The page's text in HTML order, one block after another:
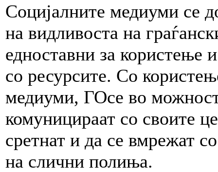
Социјалните медиуми се
на видливоста на
едноставни за користење
со ресурсите. Со
медиуми, ГОсе во
комуницираат со своите
сретнат и да се вмрежат
на слични полиња.